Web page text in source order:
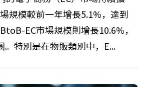
省於2025年8月公佈的「令和6
子商取引に関する市場調査